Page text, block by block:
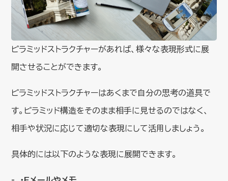
ピラミッドストラクチャーがあれば、様々な表現形式に展
開させることができます。
ピラミッドストラクチャーはあくまで自分の思考の道具で
す。ピラミッド構造をそのまま相手に見せるのではなく、
相手や状況に応じて適切な表現にして活用しましょう。
具体的には以下のような表現に展開できます。